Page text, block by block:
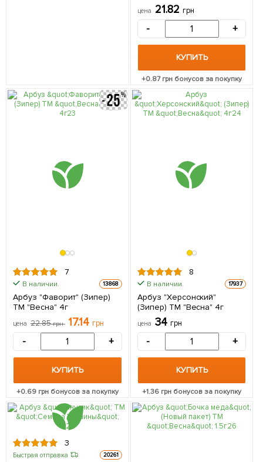
цена 21.82 грн
- +
КУПИТЬ
+0.87грн бонусов за покупку
7
В наличии. 13868
Арбуз "Фаворит" (Зипер)
ТМ "Весна" 4г
цена 22.85грн 17.14 грн
- +
КУПИТЬ
+0.69 грн бонусов за покупку
8
В наличии. 17937
Арбуз "Херсонский"
(Зипер) ТМ "Весна" 4г
цена 34 грн
- +
КУПИТЬ
+1.36 грн бонусов за покупку
3
Быстрая отправка 20261